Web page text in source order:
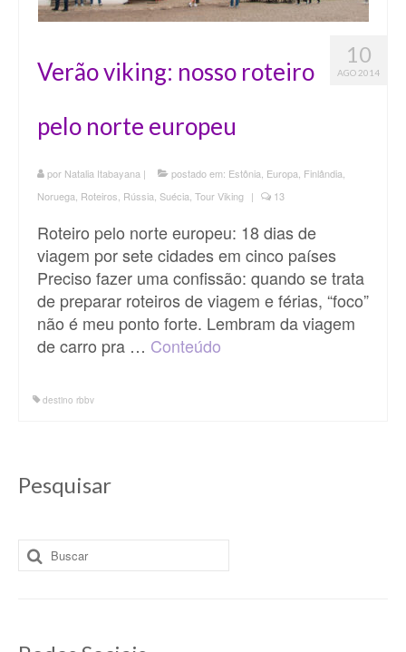
10
AGO 2014
Verão viking: nosso roteiro
pelo norte europeu
por Natalia Itabayana | postado em: Estônia Europa Finlândia
Noruega Roteiros Rússia Suécia Tour Viking | 13
Roteiro pelo norte europeu: 18 dias de
viagem por sete cidades em cinco países
Preciso fazer uma confissão: quando se trata
de preparar roteiros de viagem e férias, “foco”
não é meu ponto forte. Lembram da viagem
de carro pra … Conteúdo
destino rbbv
Pesquisar
Buscar
por: